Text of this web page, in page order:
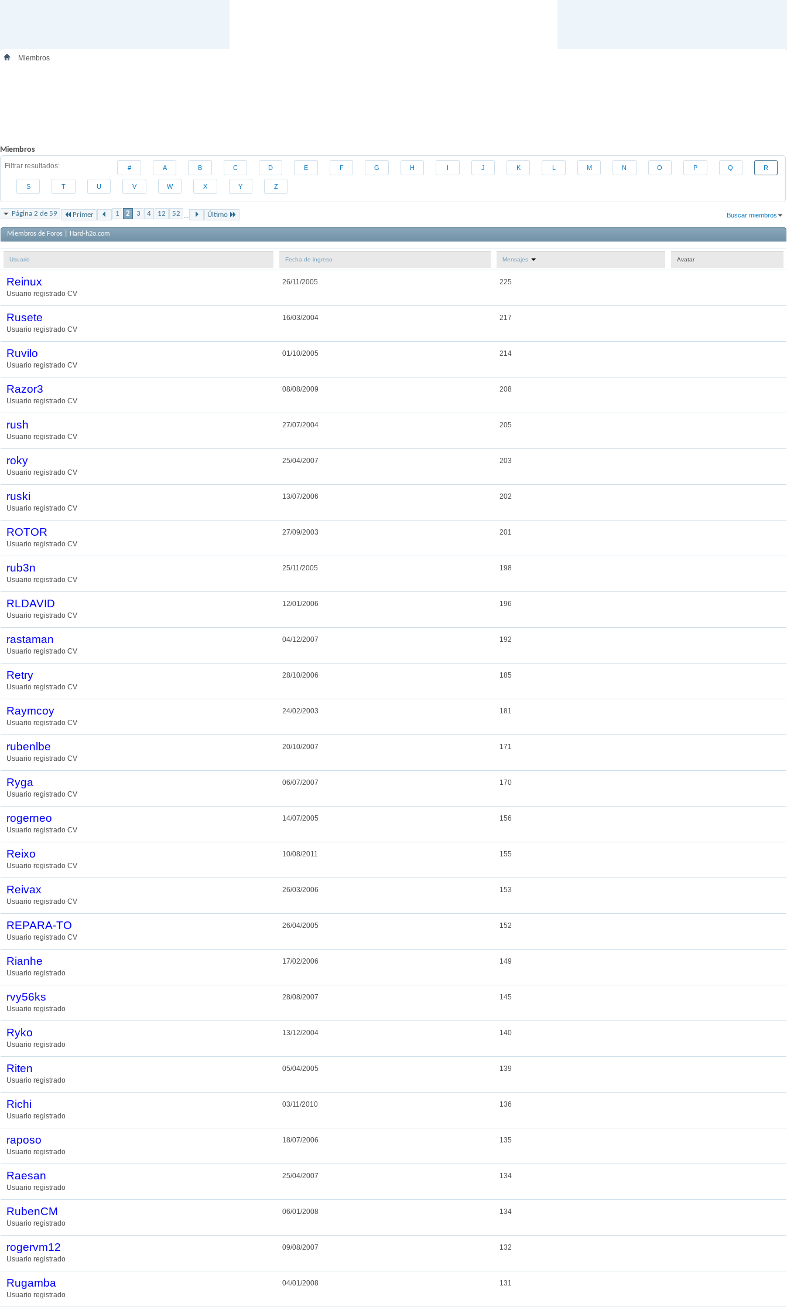
Miembros
Miembros
Filtrar resultados # A B C D E F G H I J K L M N O P Q R
S T U V W X Y Z
Página 2 de 59 Primer 1 2 3 4 12 52 ... Último Buscar miembros
Miembros de Foros | Hard-h2o.com
Usuario Fecha de ingreso Mensajes Avatar
Reinux
Usuario registrado CV
26/11/2005 225
Rusete
Usuario registrado CV
16/03/2004 217
Ruvilo
Usuario registrado CV
01/10/2005 214
Razor3
Usuario registrado CV
08/08/2009 208
rush
Usuario registrado CV
27/07/2004 205
roky
Usuario registrado CV
25/04/2007 203
ruski
Usuario registrado CV
13/07/2006 202
ROTOR
Usuario registrado CV
27/09/2003 201
rub3n
Usuario registrado CV
25/11/2005 198
RLDAVID
Usuario registrado CV
12/01/2006 196
rastaman
Usuario registrado CV
04/12/2007 192
Retry
Usuario registrado CV
28/10/2006 185
Raymcoy
Usuario registrado CV
24/02/2003 181
rubenlbe
Usuario registrado CV
20/10/2007 171
Ryga
Usuario registrado CV
06/07/2007 170
rogerneo
Usuario registrado CV
14/07/2005 156
Reixo
Usuario registrado CV
10/08/2011 155
Reivax
Usuario registrado CV
26/03/2006 153
REPARA-TO
Usuario registrado CV
26/04/2005 152
Rianhe
Usuario registrado
17/02/2006 149
rvy56ks
Usuario registrado
28/08/2007 145
Ryko
Usuario registrado
13/12/2004 140
Riten
Usuario registrado
05/04/2005 139
Richi
Usuario registrado
03/11/2010 136
raposo
Usuario registrado
18/07/2006 135
Raesan
Usuario registrado
25/04/2007 134
RubenCM
Usuario registrado
06/01/2008 134
rogervm12
Usuario registrado
09/08/2007 132
Rugamba
Usuario registrado
04/01/2008 131